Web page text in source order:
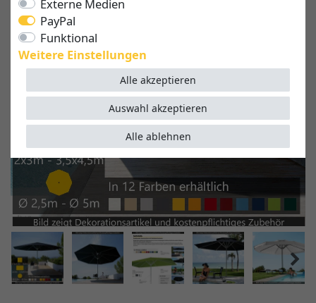
Externe Medien
PayPal
Funktional
Weitere Einstellungen
Alle akzeptieren
Alle ablehnen
Auswahl akzeptieren